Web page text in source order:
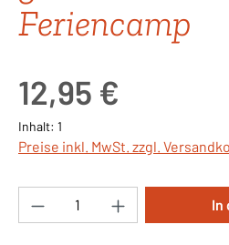
Feriencamp
12,95 €
Inhalt: 1
Preise inkl. MwSt. zzgl.
Produkt Anzahl: Gib In